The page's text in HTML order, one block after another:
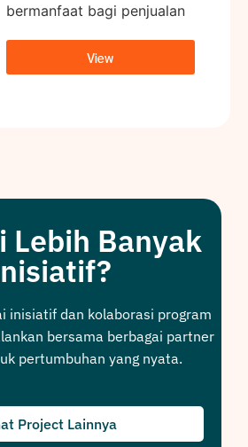
bermanfaat bagi penjualan
View
Lebih Banyak
inisiatif dan kolaborasi program
bersama berbagai partner
pertumbuhan yang nyata.
Project Lainnya